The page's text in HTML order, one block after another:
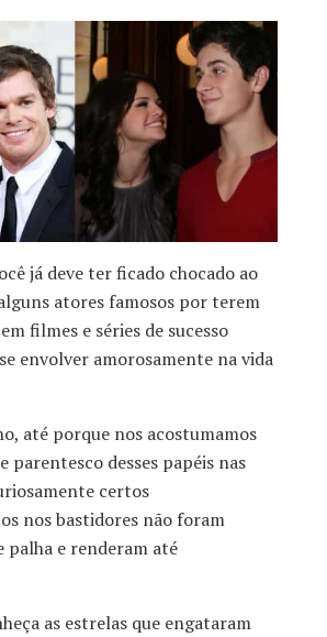
já deve ter ficado chocado ao
atores famosos por terem
filmes e séries de sucesso
envolver amorosamente na vida
até porque nos acostumamos
parentesco desses papéis nas
certos
nos bastidores não foram
palha e renderam até
as estrelas que engataram